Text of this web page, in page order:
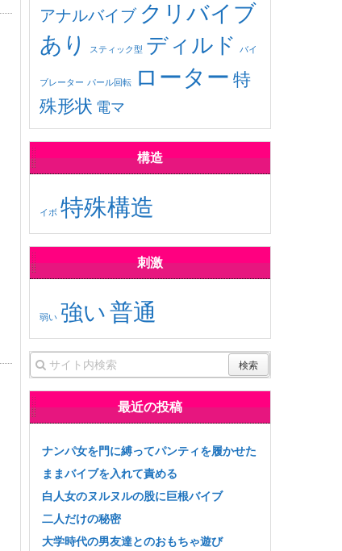
アナルバイブ クリバイブ
あり
スティック型 ディルド バイ
ブレーター パール回転 ローター 特
殊形状 電マ
構造
イボ 特殊構造
刺激
弱い 強い普通
最近の投稿
ナンパ女を門に縛ってパンティを履かせた
ままバイブを入れて責める
白人女のヌルヌルの股に巨根バイブ
二人だけの秘密
大学時代の男友達とのおもちゃ遊び